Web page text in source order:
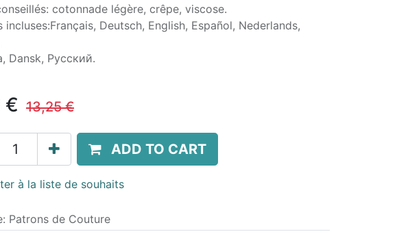
cotonnade légère, crêpe, viscose.
incluses:Français, Deutsch, English, Español, Nederlands,
Dansk, Pусский.
€ 13,25€
ADD TO CART
à la liste de souhaits
: Patrons de Couture